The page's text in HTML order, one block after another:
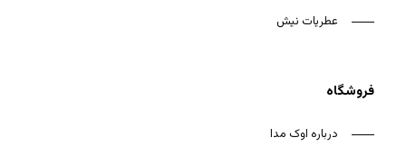
عطریات نیش
فروشگاه
درباره اوک مدا